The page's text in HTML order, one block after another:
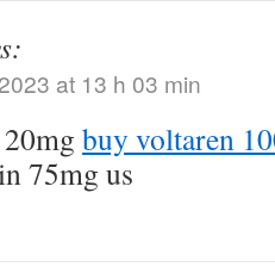
at 13 h 03 min
buy voltaren
75mg us